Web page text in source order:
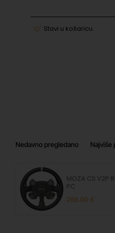
MOZA R5
MOZA R21
Podaci o
EU odgovorna
osoba
Slike o sigurnosti
proizvoda
Stavi u košaricu
Nedavno pregledano Najviše
MOZA CS V2P
PC
269.00 €